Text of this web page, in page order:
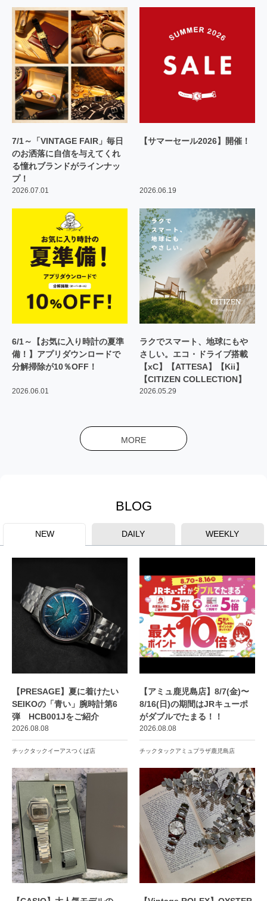
7/1～「VINTAGE FAIR」毎日
のお洒落に自信を与えてくれ
る憧れブランドがラインナッ
プ！
2026.07.01
【サマーセール2026】開催！
2026.06.19
6/1～【お気に入り時計の夏準
備！】アプリダウンロードで
分解掃除が10％OFF！
2026.06.01
ラクでスマート、地球にもや
さしい。エコ・ドライブ搭載
【xC】【ATTESA】【Kii】
【CITIZEN COLLECTION】
2026.05.29
MORE
BLOG
NEW DAILY WEEKLY
【PRESAGE】夏に着けたい
SEIKOの「青い」腕時計第6
弾 HCB001Jをご紹介
2026.08.08
チックタックイーアスつくば店
【アミュ鹿児島店】8/7(金)〜
8/16(日)の期間はJRキューポ
がダブルでたまる！！
2026.08.08
チックタックアミュプラザ鹿児島店